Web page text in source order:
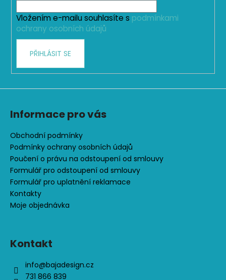
Vložením e-mailu souhlasíte s podmínkami
ochrany osobních údajů
PŘIHLÁSIT SE
Informace pro vás
Obchodní podmínky
Podmínky ochrany osobních údajů
Poučení o právu na odstoupení od smlouvy
Formulář pro odstoupení od smlouvy
Formulář pro uplatnění reklamace
Kontakty
Moje objednávka
Kontakt
info@bajadesign.cz
731 866 839